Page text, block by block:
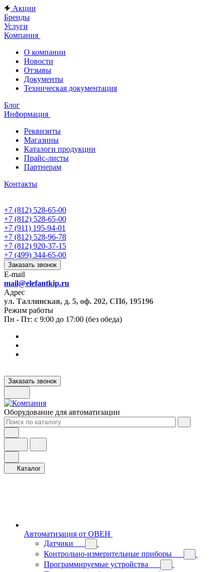
Акции
Бренды
Услуги
Компания
О компании
Новости
Отзывы
Документы
Техническая документация
Блог
Информация
Реквизиты
Магазины
Каталоги продукции
Прайс-листы
Партнерам
Контакты
+7 (812) 528-65-00
+7 (812) 528-65-00
+7 (911) 195-94-01
+7 (812) 528-96-78
+7 (812) 920-37-15
+7 (499) 344-65-00
Заказать звонок
E-mail
mail@elefantkip.ru
Адрес
ул. Таллинская, д. 5, оф. 202, СПб, 195196
Режим работы
Пн - Пт: с 9:00 до 17:00 (без обеда)
Заказать звонок
Оборудование для автоматизации
Каталог
Автоматизация от ОВЕН
Датчики
Контрольно-измерительные приборы
Программируемые устройства